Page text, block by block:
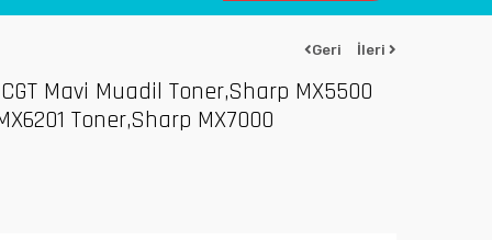
Geri İleri
Mavi Muadil Toner,Sharp MX5500
Toner,Sharp MX7000